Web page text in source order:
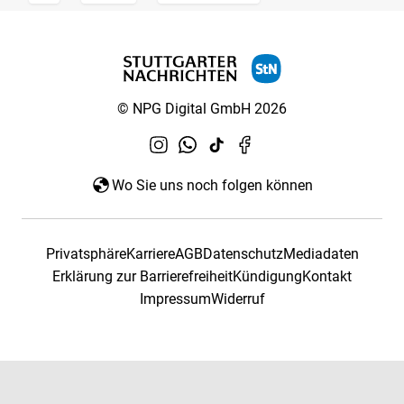
© NPG Digital GmbH 2026
Wo Sie uns noch folgen können
PrivatsphäreKarriereAGBDatenschutzMediadaten
Erklärung zur BarrierefreiheitKündigungKontakt
ImpressumWiderruf